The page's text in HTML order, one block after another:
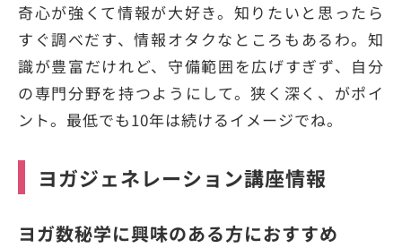
奇心が強くて情報が大好き。知りたいと思ったら
すぐ調べだす、情報オタクなところもあるわ。知
識が豊富だけれど、守備範囲を広げすぎず、自分
の専門分野を持つようにして。狭く深く、がポイ
ント。最低でも10年は続けるイメージでね。
ヨガジェネレーション講座情報
ヨガ数秘学に興味のある方におすすめ